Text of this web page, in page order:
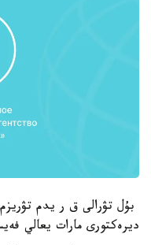
بۇل تۋرالى ق ر يدم
ديرەكتورى مارات يعالي